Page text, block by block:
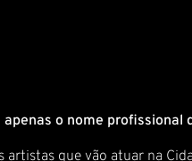
o nome
que vão atuar na